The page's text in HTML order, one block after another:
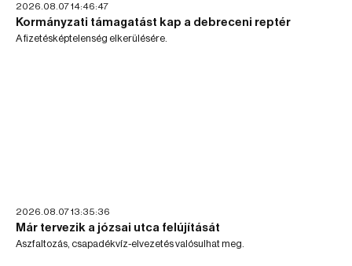
2026.08.07 14:46:47
Kormányzati támagatást kap a debreceni reptér
A fizetésképtelenség elkerülésére.
2026.08.07 13:35:36
Már tervezik a józsai utca felújítását
Aszfaltozás, csapadékvíz-elvezetés valósulhat meg.